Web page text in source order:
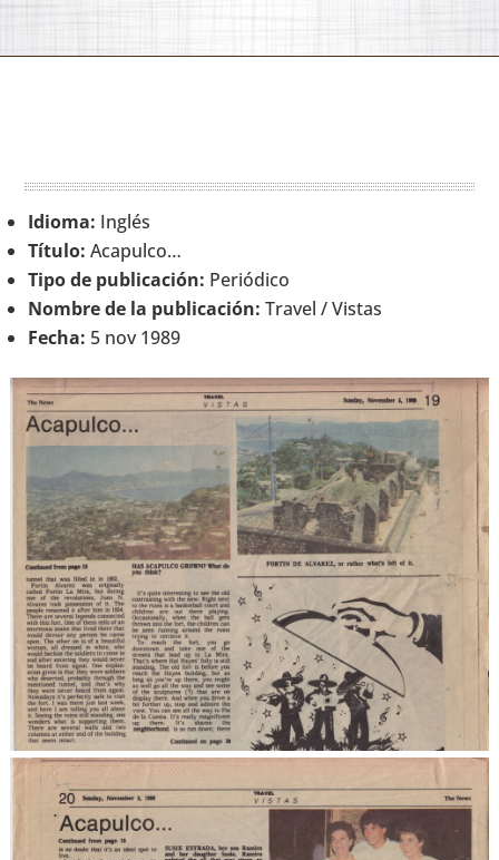
Idioma: Inglés
Título: Acapulco…
Tipo de publicación: Periódico
Nombre de la publicación: Travel / Vistas
Fecha: 5 nov 1989